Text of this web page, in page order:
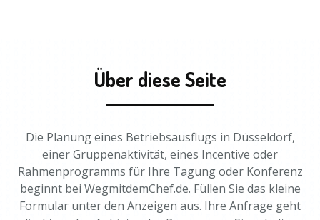
Über diese Seite
Die Planung eines Betriebsausflugs in Düsseldorf,
einer Gruppenaktivität, eines Incentive oder
Rahmenprogramms für Ihre Tagung oder Konferenz
beginnt bei WegmitdemChef.de. Füllen Sie das kleine
Formular unter den Anzeigen aus. Ihre Anfrage geht